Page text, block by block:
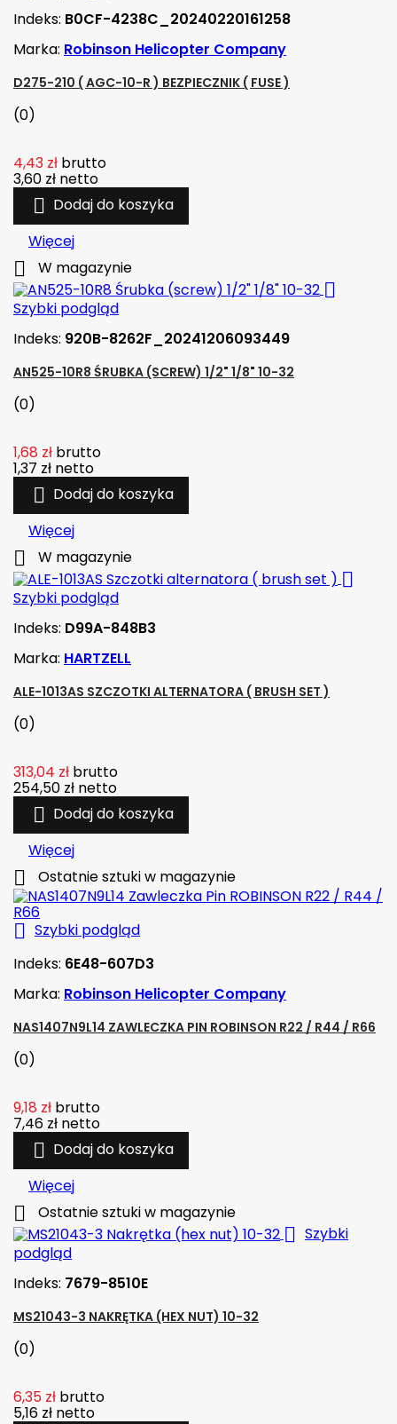
Indeks: B0CF-4238C_20240220161258
Marka: Robinson Helicopter Company
D275-210 ( AGC-10-R ) BEZPIECZNIK ( FUSE )
(0)
4,43 zł brutto
3,60 zł netto
 Dodaj do koszyka
Więcej
 W magazynie

Szybki podgląd
Indeks: 920B-8262F_20241206093449
AN525-10R8 ŚRUBKA (SCREW) 1/2" 1/8" 10-32
(0)
1,68 zł brutto
1,37 zł netto
 Dodaj do koszyka
Więcej
 W magazynie

Szybki podgląd
Indeks: D99A-848B3
Marka: HARTZELL
ALE-1013AS SZCZOTKI ALTERNATORA ( BRUSH SET )
(0)
313,04 zł brutto
254,50 zł netto
 Dodaj do koszyka
Więcej
 Ostatnie sztuki w magazynie
 Szybki podgląd
Indeks: 6E48-607D3
Marka: Robinson Helicopter Company
NAS1407N9L14 ZAWLECZKA PIN ROBINSON R22 / R44 / R66
(0)
9,18 zł brutto
7,46 zł netto
 Dodaj do koszyka
Więcej
 Ostatnie sztuki w magazynie
 Szybki
podgląd
Indeks: 7679-8510E
MS21043-3 NAKRĘTKA (HEX NUT) 10-32
(0)
6,35 zł brutto
5,16 zł netto